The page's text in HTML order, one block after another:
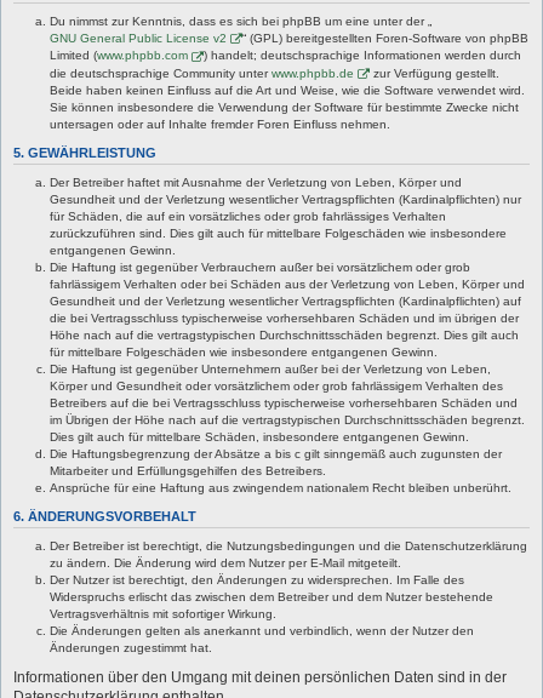
Du nimmst zur Kenntnis, dass es sich bei phpBB um eine unter der „
GNU General Public License v2
“ (GPL) bereitgestellten Foren-Software von phpBB
Limited (www.phpbb.com
) handelt; deutschsprachige Informationen werden durch
die deutschsprachige Community unterwww.phpbb.de
zur Verfügung gestellt.
Beide haben keinen Einfluss auf die Art und Weise, wie die Software verwendet wird.
Sie können insbesondere die Verwendung der Software für bestimmte Zwecke nicht
untersagen oder auf Inhalte fremder Foren Einfluss nehmen.
5. GEWÄHRLEISTUNG
Der Betreiber haftet mit Ausnahme der Verletzung von Leben, Körper und
Gesundheit und der Verletzung wesentlicher Vertragspflichten (Kardinalpflichten) nur
für Schäden, die auf ein vorsätzliches oder grob fahrlässiges Verhalten
zurückzuführen sind. Dies gilt auch für mittelbare Folgeschäden wie insbesondere
entgangenen Gewinn.
Die Haftung ist gegenüber Verbrauchern außer bei vorsätzlichem oder grob
fahrlässigem Verhalten oder bei Schäden aus der Verletzung von Leben, Körper und
Gesundheit und der Verletzung wesentlicher Vertragspflichten (Kardinalpflichten) auf
die bei Vertragsschluss typischerweise vorhersehbaren Schäden und im übrigen der
Höhe nach auf die vertragstypischen Durchschnittsschäden begrenzt. Dies gilt auch
für mittelbare Folgeschäden wie insbesondere entgangenen Gewinn.
Die Haftung ist gegenüber Unternehmern außer bei der Verletzung von Leben,
Körper und Gesundheit oder vorsätzlichem oder grob fahrlässigem Verhalten des
Betreibers auf die bei Vertragsschluss typischerweise vorhersehbaren Schäden und
im Übrigen der Höhe nach auf die vertragstypischen Durchschnittsschäden begrenzt.
Dies gilt auch für mittelbare Schäden, insbesondere entgangenen Gewinn.
Die Haftungsbegrenzung der Absätze a bis c gilt sinngemäß auch zugunsten der
Mitarbeiter und Erfüllungsgehilfen des Betreibers.
Ansprüche für eine Haftung aus zwingendem nationalem Recht bleiben unberührt.
6. ÄNDERUNGSVORBEHALT
Der Betreiber ist berechtigt, die Nutzungsbedingungen und die Datenschutzerklärung
zu ändern. Die Änderung wird dem Nutzer per E-Mail mitgeteilt.
Der Nutzer ist berechtigt, den Änderungen zu widersprechen. Im Falle des
Widerspruchs erlischt das zwischen dem Betreiber und dem Nutzer bestehende
Vertragsverhältnis mit sofortiger Wirkung.
Die Änderungen gelten als anerkannt und verbindlich, wenn der Nutzer den
Änderungen zugestimmt hat.
Informationen über den Umgang mit deinen persönlichen Daten sind in der